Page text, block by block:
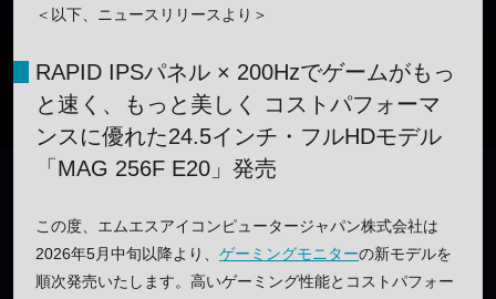
＜以下、ニュースリリースより＞
RAPID IPSパネル × 200Hzでゲームがもっ
と速く、もっと美しく コストパフォーマ
ンスに優れた24.5インチ・フルHDモデル
「MAG 256F E20」発売
この度、エムエスアイコンピュータージャパン株式会社は
2026年5月中旬以降より、 ゲーミングモニターの新モデルを
順次発売いたします。高いゲーミング性能とコストパフォー